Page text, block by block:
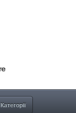
Категорії